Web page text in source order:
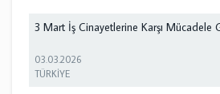
3 Mart İş Cinayetlerine Karşı Mücadele
03.03.2026
TÜRKİYE